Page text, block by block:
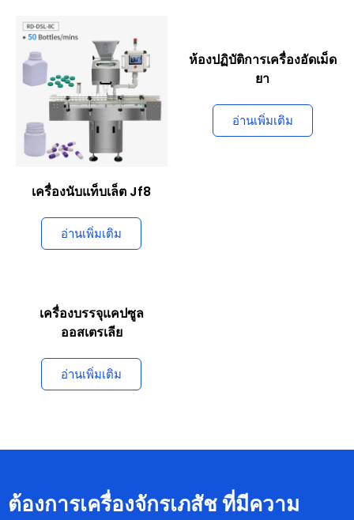
เครื่องนับแท็บเล็ต Jf8
อ่านเพิ่มเติม
ห้องปฏิบัติการเครื่องอัดเม็ด
ยา
อ่านเพิ่มเติม
เครื่องบรรจุแคปซูล
ออสเตรเลีย
อ่านเพิ่มเติม
ต้องการเครื่องจักรเภสัช ที่มีความ